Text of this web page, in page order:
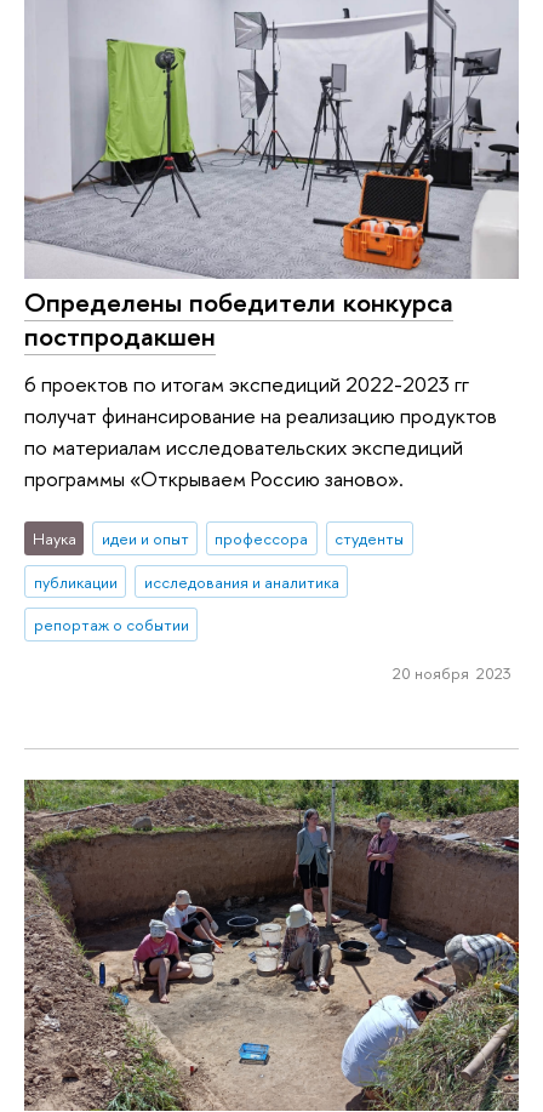
Определены победители конкурса
постпродакшен
6 проектов по итогам экспедиций 2022-2023 гг
получат финансирование на реализацию продуктов
по материалам исследовательских экспедиций
программы «Открываем Россию заново».
Наука идеи и опыт профессора
студенты
публикации
исследования и аналитика
репортаж о событии
20 ноября 2023